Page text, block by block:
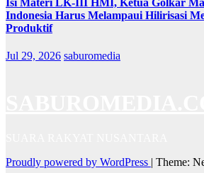
Indonesia Harus Melampaui Hilirisasi
Produktif
Jul 29, 2026 saburomedia
Proudly powered by WordPress | Theme: